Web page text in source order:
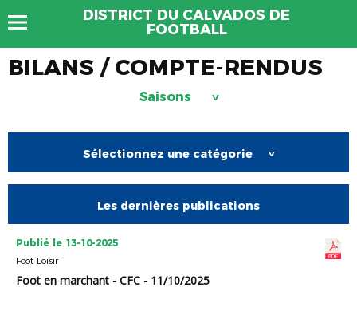
DISTRICT DU CALVADOS DE
FOOTBALL
BILANS / COMPTE-RENDUS
Saisons >
Sélectionnez une catégorie >
Les dernières publications
Publié le 13-10-2025
Foot Loisir
Foot en marchant - CFC - 11/10/2025